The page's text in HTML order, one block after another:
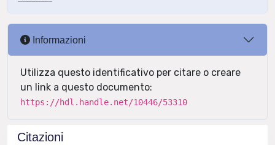
Informazioni
Utilizza questo identificativo per citare o creare
un link a questo documento:
https://hdl.handle.net/10446/53310
Citazioni